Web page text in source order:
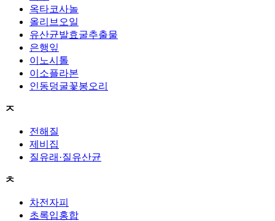
옥타코사놀
올리브오일
유산균발효굴추출물
은행잎
이노시톨
이소플라본
인동덩굴꽃봉오리
ㅈ
전해질
제비집
질유래·질유산균
ㅊ
차전자피
초록입홍합